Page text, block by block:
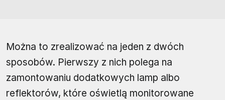
Można to zrealizować na jeden z dwóch
sposobów. Pierwszy z nich polega na
zamontowaniu dodatkowych lamp albo
reflektorów, które oświetlą monitorowane